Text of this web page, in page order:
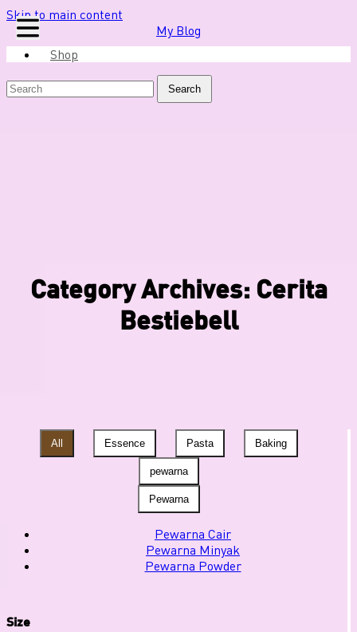
Skip to main content
My Blog
Shop
Search
Category Archives: Cerita
Bestiebell
All Essence Pasta Baking
pewarna
Pewarna
Pewarna Cair
Pewarna Minyak
Pewarna Powder
Size